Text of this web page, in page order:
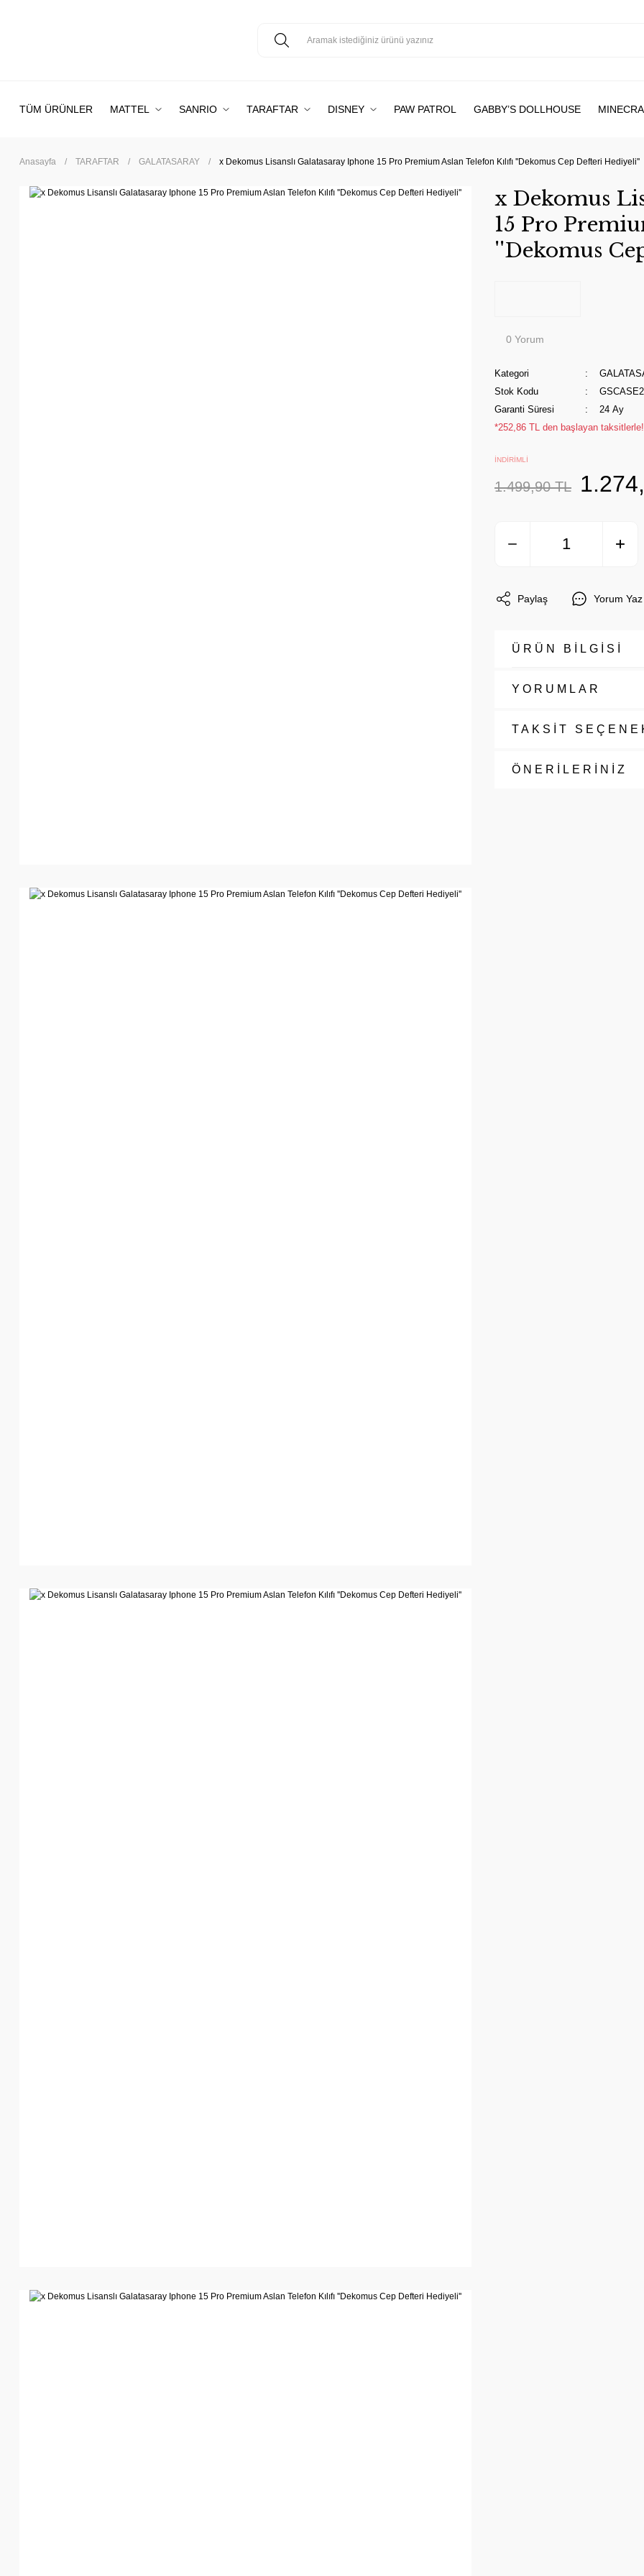
TÜM ÜRÜNLER MATTEL SANRIO TARAFTAR DISNEY PAW PATROL GABBY’S DOLLHOUSE
Anasayfa TARAFTAR GALATASARAY x Dekomus Lisanslı Galatasaray Iphone 15 Pro Premium Aslan Telefon Kılıfı ''Dekomus Cep Defteri Hediyeli''
x Dekomus
15 Pro
''Dekomus
0 Yorum
Kategori
Stok Kodu
Garanti Süresi
24 Ay
*252,86 TL den başlayan taksitlerle!
İNDİRİMLİ
1.499,90 TL
Paylaş Yorum Yaz
ÜRÜN BİLGİSİ
YORUMLAR
TAKSİT
ÖNERİLERİNİZ